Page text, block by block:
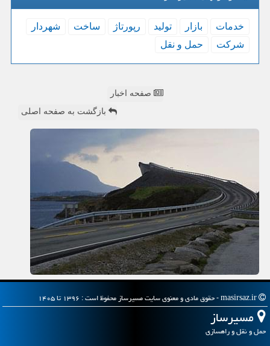
خدمات بازار تولید رپورتاژ ساخت
شهردار
شركت
حمل و نقل
صفحه اخبار
بازگشت به صفحه اصلی
مسیرساز
حمل و نقل و راهسازی